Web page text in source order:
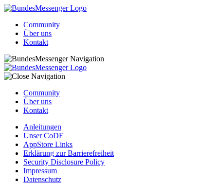
Community
Über uns
Kontakt
Community
Über uns
Kontakt
Anleitungen
Unser CoDE
AppStore Links
Erklärung zur Barrierefreiheit
Security Disclosure Policy
Impressum
Datenschutz